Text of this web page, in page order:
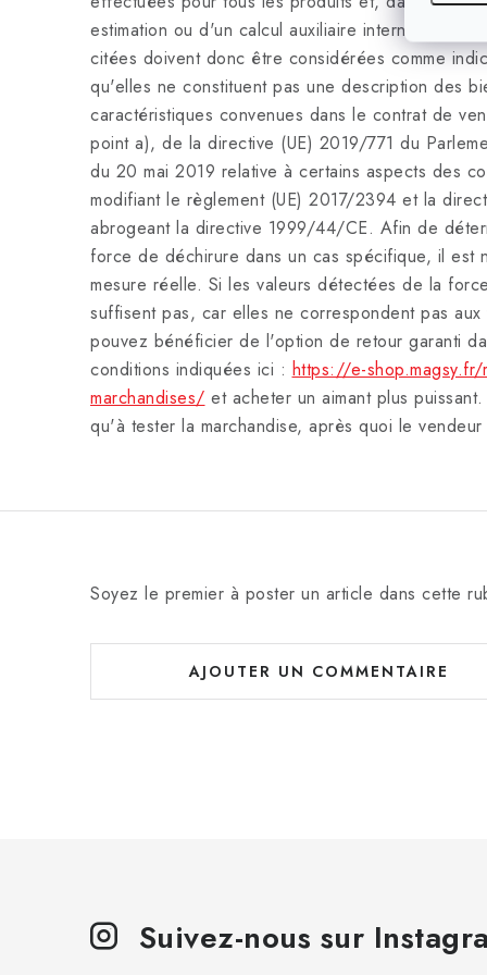
estimation ou d'un calcul auxiliaire interne
citées doivent donc être considérées comme
qu'elles ne constituent pas une description des
caractéristiques convenues dans le contrat de
point a), de la directive (UE) 2019/771 du
du 20 mai 2019 relative à certains aspects des
modifiant le règlement (UE) 2017/2394 et la
abrogeant la directive 1999/44/CE. Afin de
force de déchirure dans un cas spécifique, il est
mesure réelle. Si les valeurs détectées de la
suffisent pas, car elles ne correspondent pas aux
pouvez bénéficier de l'option de retour garanti
conditions indiquées ici : https://e-
marchandises/ et acheter un aimant plus
qu'à tester la marchandise, après quoi le
Soyez le premier à poster un article dans cette
AJOUTER UN COMMENTAIRE
Suivez-nous sur